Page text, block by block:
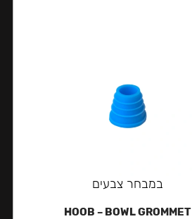
במבחר צבעים
HOOB – BOWL GROMMET